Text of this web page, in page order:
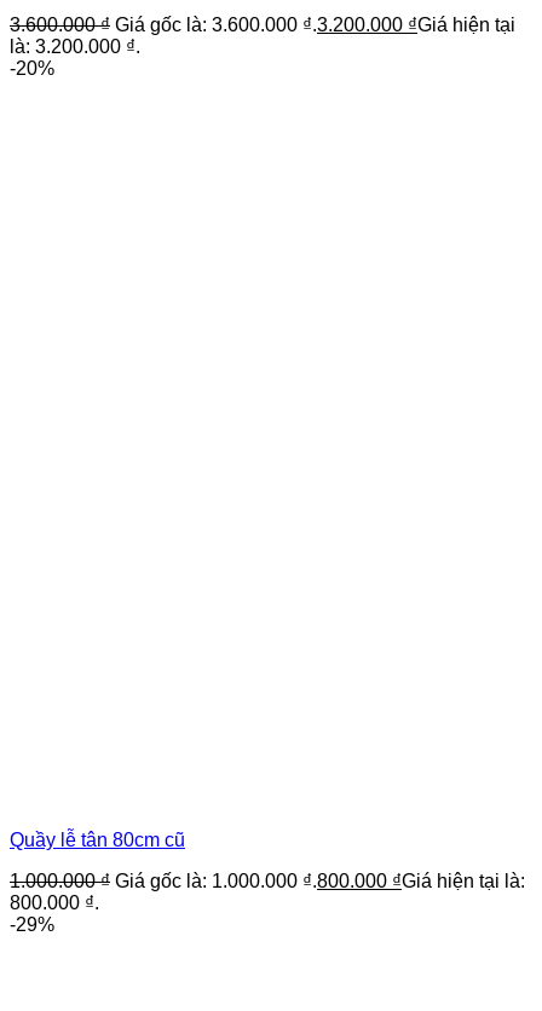
3.600.000₫ Giá gốc là: 3.600.000 ₫.3.200.000 ₫Giá hiện tại
là: 3.200.000 ₫.
-20%
Quầy lễ tân 80cm cũ
1.000.000₫ Giá gốc là: 1.000.000 ₫.800.000 ₫Giá hiện tại là:
800.000 ₫.
-29%